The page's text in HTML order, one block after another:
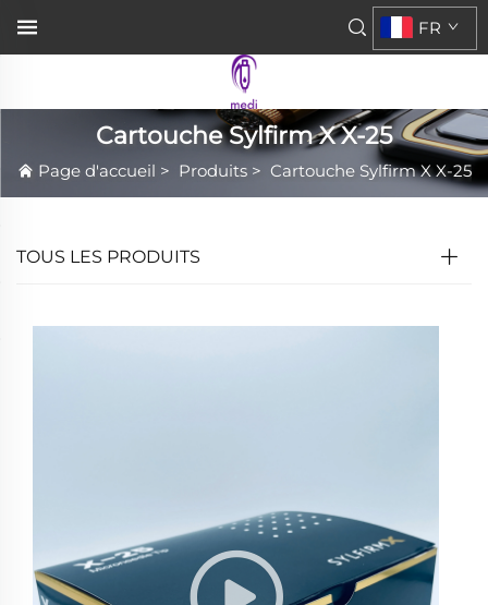
FR
Cartouche Sylfirm X X-25
Page d'accueil > Produits> Cartouche Sylfirm X X-25
TOUS LES PRODUITS